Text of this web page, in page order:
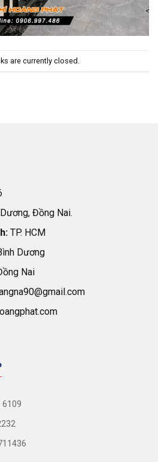
are currently closed.
Đồng Nai.
TP. HCM
Dương
Nai